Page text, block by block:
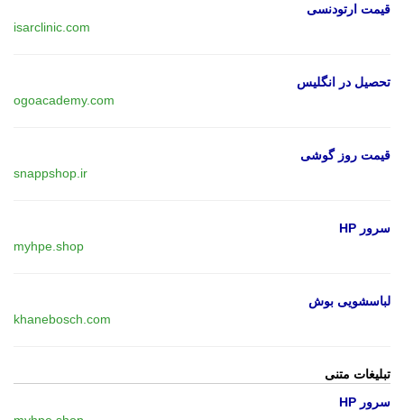
قیمت ارتودنسی
isarclinic.com
تحصیل در انگلیس
ogoacademy.com
قیمت روز گوشی
snappshop.ir
سرور HP
myhpe.shop
لباسشویی بوش
khanebosch.com
تبلیغات متنی
سرور HP